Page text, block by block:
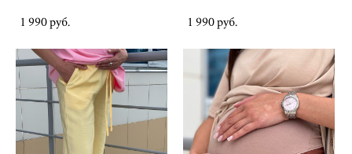
1 990 pуб. 1 990 pуб.